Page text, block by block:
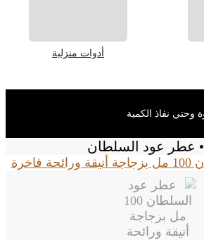
أدوات منزلية
• عطر عود السلطان